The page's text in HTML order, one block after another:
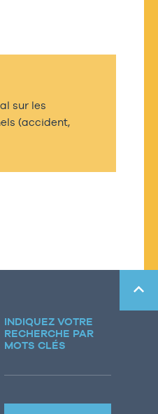
sur les
(accident,
INDIQUEZ VOTRE
RECHERCHE PAR
MOTS CLÉS